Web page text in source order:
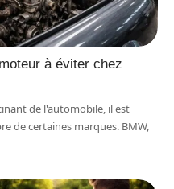
à éviter chez
de l'automobile, il est
de certaines marques. BMW,